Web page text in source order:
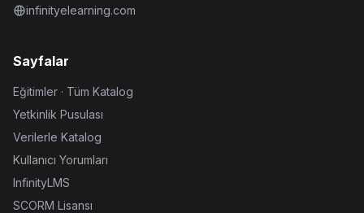
infinityelearning.com
Sayfalar
Eğitimler · Tüm Katalog
Yetkinlik Pusulası
Verilerle Katalog
Kullanıcı Yorumları
InfinityLMS
SCORM Lisansı